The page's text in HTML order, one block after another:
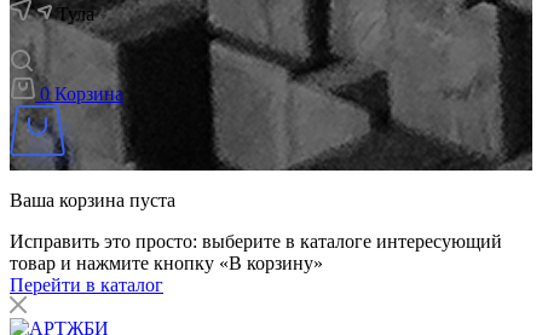
Тула
0 Корзина
Ваша корзина пуста
Исправить это просто: выберите в каталоге интересующий
товар и нажмите кнопку «В корзину»
Перейти в каталог